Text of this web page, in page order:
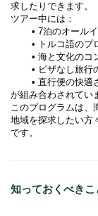
求したりできます。
ツアー中には：
7泊のオール
トルコ語のプ
海と文化のコ
ビザなし旅行
直行便の快適
が組み合わされてい
このプログラムは、
地域を探求したい方
です。
知っておくべきこ